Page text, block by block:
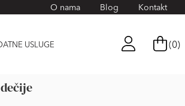
O nama Blog Kontakt
USLUGE (0)